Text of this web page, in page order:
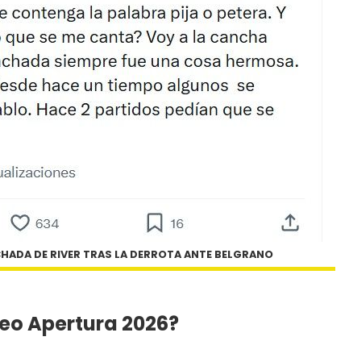
DE RIVER TRAS LA DERROTA ANTE BELGRANO
Apertura 2026?